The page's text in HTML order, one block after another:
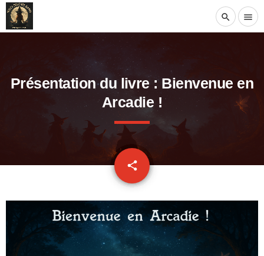
search menu
Présentation du livre : Bienvenue en
Arcadie !
share
email